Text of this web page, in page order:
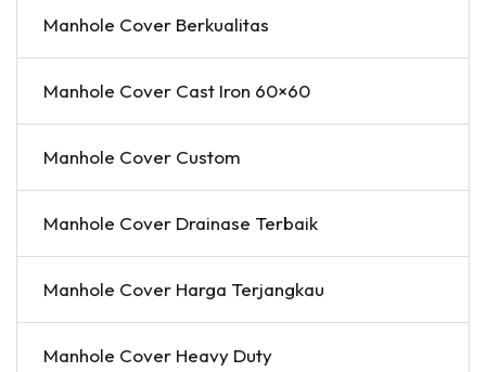
Manhole Cover Berkualitas
Manhole Cover Cast Iron 60×60
Manhole Cover Custom
Manhole Cover Drainase Terbaik
Manhole Cover Harga Terjangkau
Manhole Cover Heavy Duty